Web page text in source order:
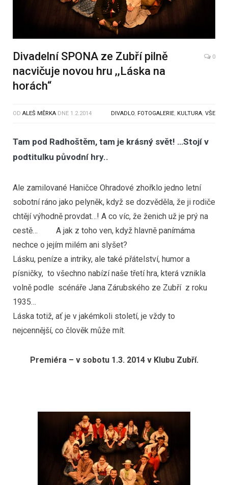
Divadelní SPONA ze Zubří pilně
nacvičuje novou hru ,,Láska na
horách“
0
OD ALEŠ MĚRKA DNE 1.2.2014 DIVADLO, FOTOGALERIE, KULTURA, VŠE
Tam pod Radhoštěm, tam je krásný svět! …Stojí v
podtitulku původní hry..
Ale zamilované Haničce Ohradové zhořklo jedno letní
sobotní ráno jako pelyněk, když se dozvěděla, že ji rodiče
chtějí výhodně provdat…! A co víc, že ženich už je prý na
cestě… A jak z toho ven, když hlavně panímáma
nechce o jejím milém ani slyšet?
Lásku, peníze a intriky, ale také přátelství, humor a
písničky, to všechno nabízí naše třetí hra, která vznikla
volně podle scénáře Jana Zárubského ze Zubří z roku
1935…
Láska totiž, ať je v jakémkoli století, je vždy to
nejcennější, co člověk může mít.
Premiéra – v sobotu 1.3. 2014 v Klubu Zubří.